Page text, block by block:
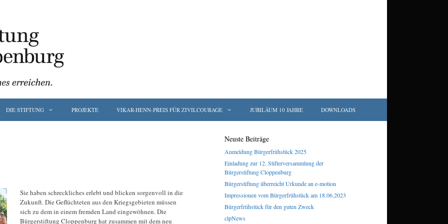
DIE STIFTUNG PROJEKTE VIKAR-HENN-PREIS FÜR ZIVILCOURAGE JUBILÄUM 10 JAHRE DOWNLOADS
Sie haben schreckliches erlebt und blicken sorgenvoll in die
Zukunft. Die Geflüchteten aus den Kriegsgebieten müssen
sich zu dem in einem fremden Land eingewöhnen. Die
Bürgerstiftung Cloppenburg hat zusammen mit dem neu
Neuste Beiträge
Anmeldung Bürgerfrühstück 2025
Einladung zur 12. Stifterversammlung der
Bürgerstiftung Cloppenburg
Bürgerstiftung überreicht Urkunde an e-motion
Impressionen vom Bürgerfrühstück am 18.06.2023
Bürgerfrühstück für den guten Zweck
clpNews